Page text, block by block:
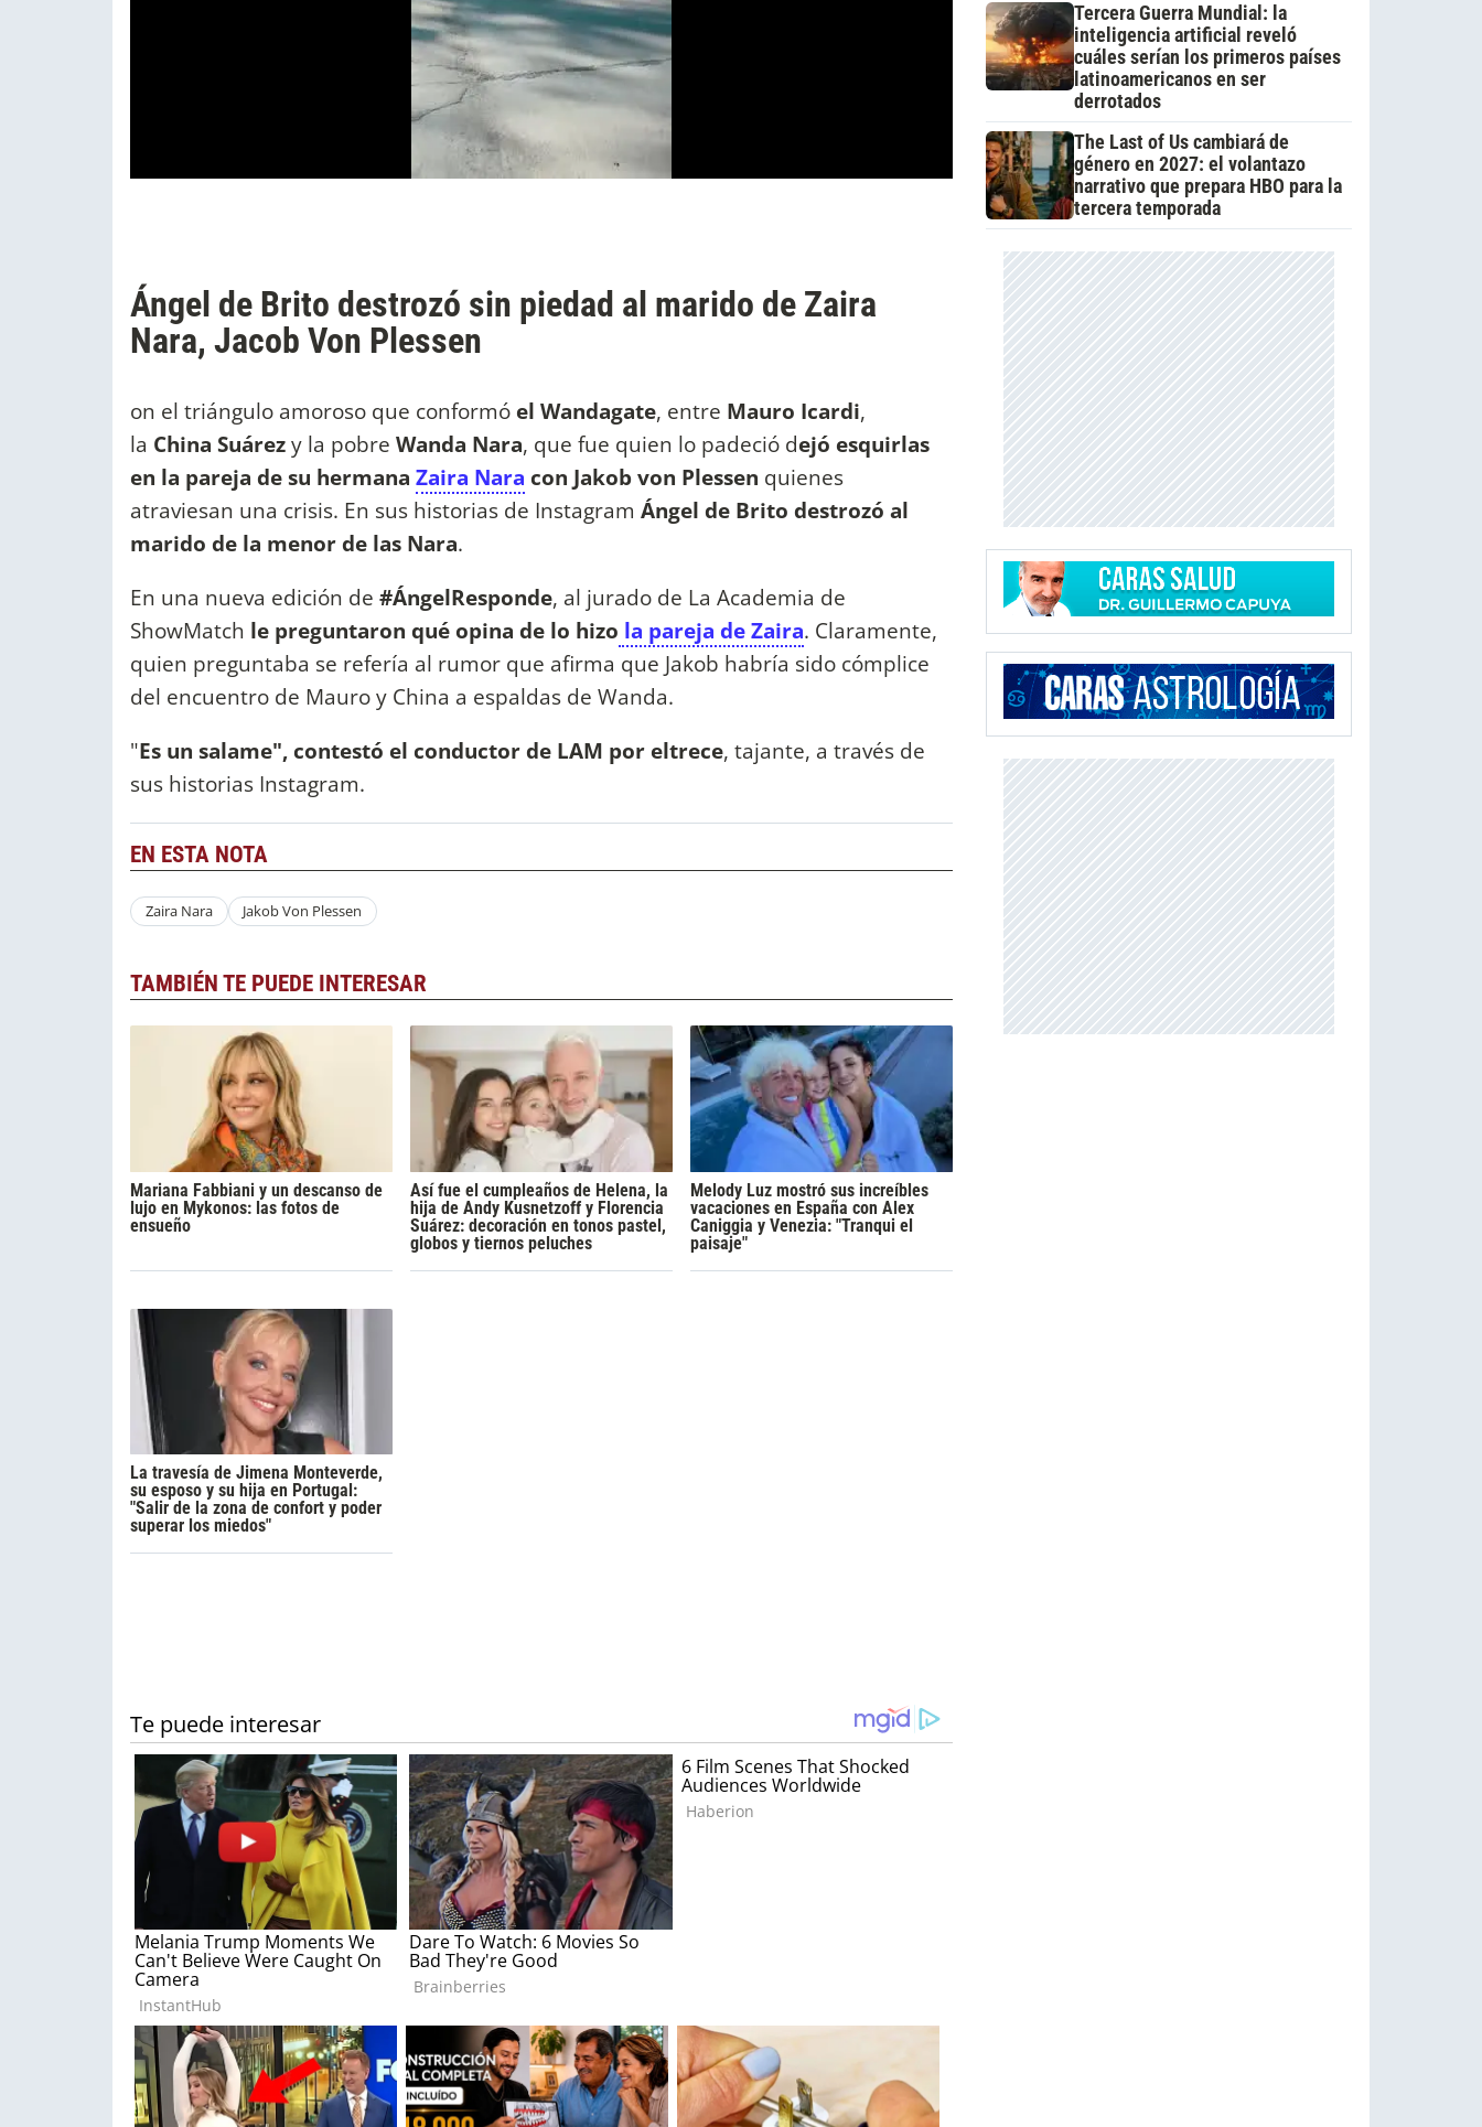
Ángel de Brito destrozó sin piedad al marido de Zaira
Nara, Jacob Von Plessen
on el triángulo amoroso que conformó el Wandagate, entre Mauro Icardi,
la China Suárezy la pobre Wanda Nara, que fue quien lo padeció dejó esquirlas
en la pareja de su hermana Zaira Nara con Jakob von Plessen quienes
atraviesan una crisis. En sus historias de Instagram Ángel de Brito destrozó al
marido de la menor de las Nara.
En una nueva edición de #ÁngelResponde, al jurado de La Academia de
ShowMatch le preguntaron qué opina de lo hizo la pareja de Zaira. Claramente,
quien preguntaba se refería al rumor que afirma que Jakob habría sido cómplice
del encuentro de Mauro y China a espaldas de Wanda.
"Es un salame", contestó el conductor de LAM por eltrece, tajante, a través de
sus historias Instagram.
EN ESTA NOTA
Zaira Nara Jakob Von Plessen
TAMBIÉN TE PUEDE INTERESAR
Mariana Fabbiani y un descanso de
lujo en Mykonos: las fotos de
ensueño
Así fue el cumpleaños de Helena, la
hija de Andy Kusnetzoff y Florencia
Suárez: decoración en tonos pastel,
globos y tiernos peluches
Melody Luz mostró sus increíbles
vacaciones en España con Alex
Caniggia y Venezia: "Tranqui el
paisaje"
La travesía de Jimena Monteverde,
su esposo y su hija en Portugal:
"Salir de la zona de confort y poder
superar los miedos"
Tercera Guerra Mundial: la
inteligencia artificial reveló
cuáles serían los primeros países
latinoamericanos en ser
derrotados
The Last of Us cambiará de
género en 2027: el volantazo
narrativo que prepara HBO para la
tercera temporada